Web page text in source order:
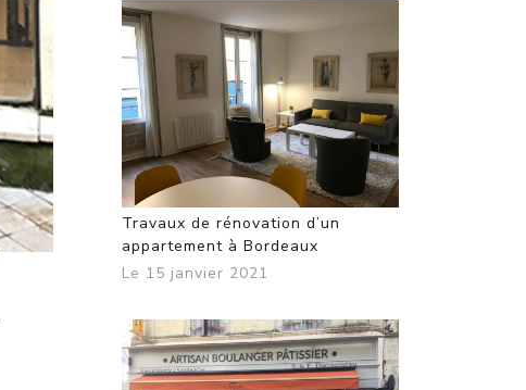
Travaux de rénovation d’un
appartement à Bordeaux
Le 15 janvier 2021